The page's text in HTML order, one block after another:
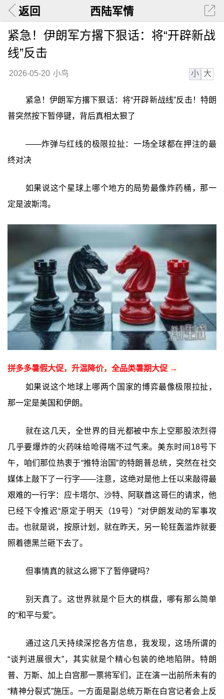
返回 西陆军情
紧急！伊朗军方撂下狠话：将“开辟新战
线”反击
2026-05-20 小鸟 小 大
紧急！伊朗军方撂下狠话：将“开辟新战线”反击！特朗
普突然按下暂停键，背后真相太狠了
——炸弹与红线的极限拉扯：一场全球都在押注的最
终对决
如果说这个星球上哪个地方的局势最像炸药桶，那一
定是波斯湾。
拼多多暑假大促，升温降价，全品类暑期大促 →
如果说这个地球上哪两个国家的博弈最像极限拉扯，
那一定是美国和伊朗。
就在这几天，全世界的目光都被中东上空那股浓烈得
几乎要爆炸的火药味给呛得喘不过气来。美东时间18号下
午，咱们那位热衷于“推特治国”的特朗普总统，突然在社交
媒体上敲下了一行字——注意，这绝对是他上任以来敲得最
艰难的一行字：应卡塔尔、沙特、阿联酋这哥仨的请求，他
已经下令推迟“原定于明天（19号）”对伊朗发动的军事攻
击。也就是说，按原计划，就在昨天，另一轮狂轰滥炸就要
照着德黑兰砸下去了。
但事情真的就这么摁下了暂停键吗？
别天真了。这世界就是个巨大的棋盘，哪有那么简单
的“和平与爱”。
通过这几天持续深挖各方信息，我发现，这场所谓的
“谈判进展很大”，其实就是个精心包装的绝地陷阱。特朗
普、万斯、加上白宫那一票将军们，正在演一出前所未有的
“精神分裂式”施压。一方面是副总统万斯在白宫记者会上反